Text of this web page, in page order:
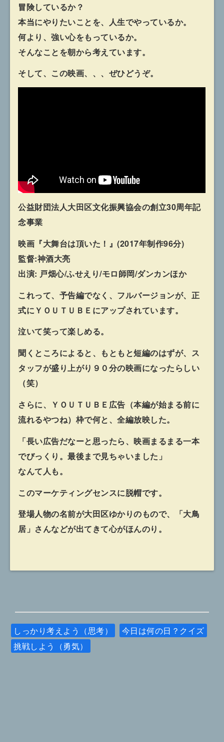
冒険しているか？
本当にやりたいことを、人生でやっているか。
何より、強い心をもっているか。
そんなことを朝から考えています。
そして、この映画、、、ぜひどうぞ。
公益財団法人大田区文化振興協会の創立30周年記
念事業
映画『大舞台は頂いた！』(2017年制作96分)
監督:神酒大亮
出演: 戸畑心/ふせえり/モロ師岡/ダンカンほか
これって、予告編でなく、フルバージョンが、正
式にＹＯＵＴＵＢＥにアップされています。
泣いて笑って楽しめる。
聞くところによると、もともと短編のはずが、ス
タッフが盛り上がり９０分の映画になったらしい
（笑）
さらに、ＹＯＵＴＵＢＥ広告（本編が始まる前に
流れるやつね）枠で何と、全編放映した。
「長い広告だなーと思ったら、映画まるまる一本
でびっくり。最後まで見ちゃいました」
なんて人も。
このマーケティングセンスに脱帽です。
登場人物の名前が大田区ゆかりのもので、「大鳥
居」さんなどが出てきて心がほんのり。
しっかり考えよう（思考）
今日は何の日？クイズ
挑戦しよう（勇気）